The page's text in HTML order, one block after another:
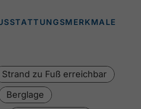
Strand zu Fuß erreichbar
Berglage